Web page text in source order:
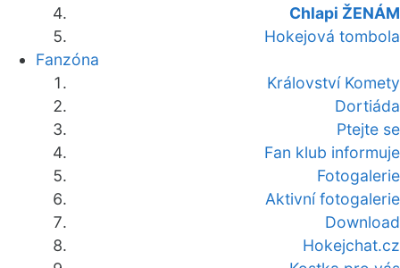
Chlapi ŽENÁM
Hokejová tombola
Fanzóna
Království Komety
Dortiáda
Ptejte se
Fan klub informuje
Fotogalerie
Aktivní fotogalerie
Download
Hokejchat.cz